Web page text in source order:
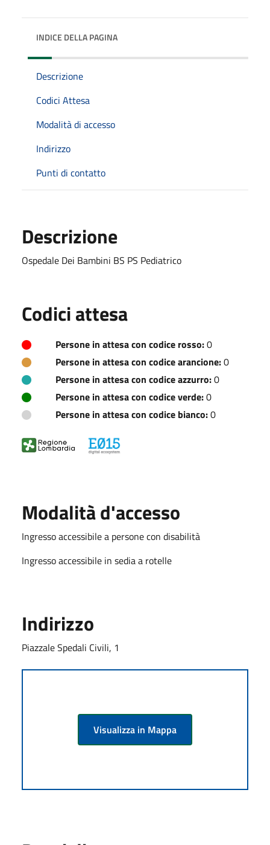
INDICE DELLA PAGINA
Descrizione
Codici Attesa
Modalità di accesso
Indirizzo
Punti di contatto
Descrizione
Ospedale Dei Bambini BS PS Pediatrico
Codici attesa
Persone in attesa con codice rosso:0
Persone in attesa con codice arancione:0
Persone in attesa con codice azzurro:0
Persone in attesa con codice verde:0
Persone in attesa con codice bianco:0
Modalità d'accesso
Ingresso accessibile a persone con disabilità
Ingresso accessibile in sedia a rotelle
Indirizzo
Piazzale Spedali Civili, 1
Visualizza in Mappa